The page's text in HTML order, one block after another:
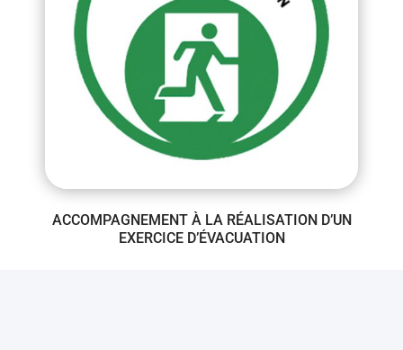
ACCOMPAGNEMENT À LA RÉALISATION D’UN
EXERCICE D’ÉVACUATION